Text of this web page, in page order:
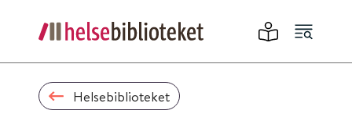
Helsebiblioteket